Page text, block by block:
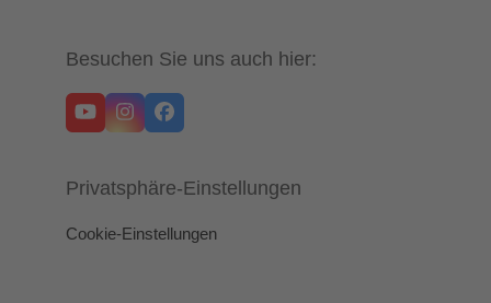
Besuchen Sie uns auch hier:
YouTubeInstagramFacebook
Privatsphäre-Einstellungen
Cookie-Einstellungen